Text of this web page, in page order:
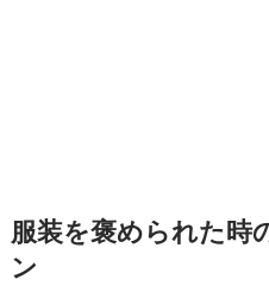
服装を褒められた時
ン